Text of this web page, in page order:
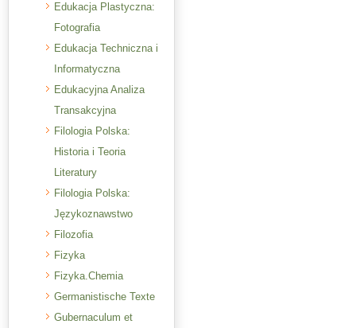
Edukacja Plastyczna:
Fotografia
Edukacja Techniczna i
Informatyczna
Edukacyjna Analiza
Transakcyjna
Filologia Polska:
Historia i Teoria
Literatury
Filologia Polska:
Językoznawstwo
Filozofia
Fizyka
Fizyka.Chemia
Germanistische Texte
Gubernaculum et